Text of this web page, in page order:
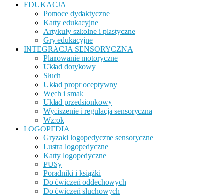
EDUKACJA
Pomoce dydaktyczne
Karty edukacyjne
Artykuły szkolne i plastyczne
Gry edukacyjne
INTEGRACJA SENSORYCZNA
Planowanie motoryczne
Układ dotykowy
Słuch
Układ proprioceptywny
Węch i smak
Układ przedsionkowy
Wyciszenie i regulacja sensoryczna
Wzrok
LOGOPEDIA
Gryzaki logopedyczne sensoryczne
Lustra logopedyczne
Karty logopedyczne
PUSy
Poradniki i książki
Do ćwiczeń oddechowych
Do ćwiczeń słuchowych